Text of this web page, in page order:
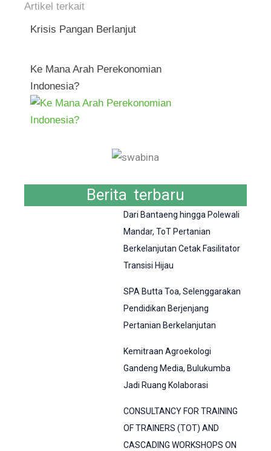
Artikel terkait
Krisis Pangan Berlanjut
Ke Mana Arah Perekonomian
Indonesia?
Berita terbaru
Dari Bantaeng hingga Polewali
Mandar, ToT Pertanian
Berkelanjutan Cetak Fasilitator
Transisi Hijau
SPA Butta Toa, Selenggarakan
Pendidikan Berjenjang
Pertanian Berkelanjutan
Kemitraan Agroekologi
Gandeng Media, Bulukumba
Jadi Ruang Kolaborasi
CONSULTANCY FOR TRAINING
OF TRAINERS (TOT) AND
CASCADING WORKSHOPS ON